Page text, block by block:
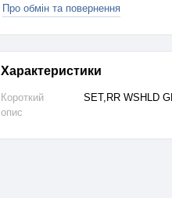
Про обмін та повернення
Характеристики
Короткий
опис
SET,RR WSHLD